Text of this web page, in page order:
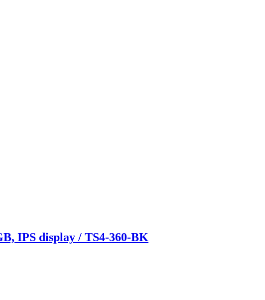
IPS display / TS4-360-BK